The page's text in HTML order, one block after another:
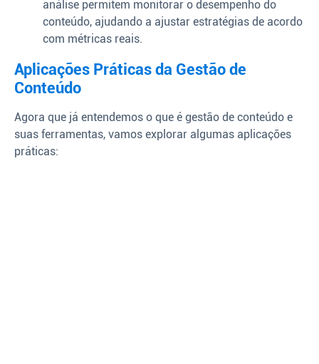
análise permitem monitorar o desempenho do
conteúdo, ajudando a ajustar estratégias de acordo
com métricas reais.
Aplicações Práticas da Gestão de
Conteúdo
Agora que já entendemos o que é gestão de conteúdo e
suas ferramentas, vamos explorar algumas aplicações
práticas: